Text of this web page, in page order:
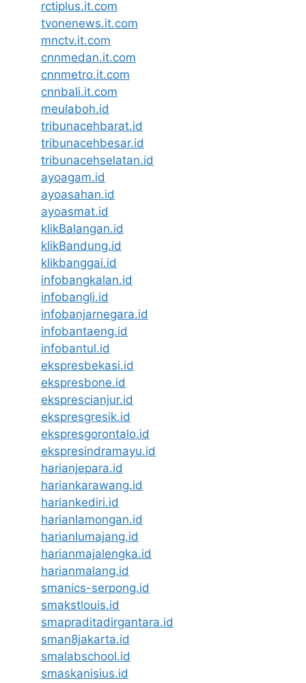
rctiplus.it.com
tvonenews.it.com
mnctv.it.com
cnnmedan.it.com
cnnmetro.it.com
cnnbali.it.com
meulaboh.id
tribunacehbarat.id
tribunacehbesar.id
tribunacehselatan.id
ayoagam.id
ayoasahan.id
ayoasmat.id
klikBalangan.id
klikBandung.id
klikbanggai.id
infobangkalan.id
infobangli.id
infobanjarnegara.id
infobantaeng.id
infobantul.id
ekspresbekasi.id
ekspresbone.id
eksprescianjur.id
ekspresgresik.id
ekspresgorontalo.id
ekspresindramayu.id
harianjepara.id
hariankarawang.id
hariankediri.id
harianlamongan.id
harianlumajang.id
harianmajalengka.id
harianmalang.id
smanics-serpong.id
smakstlouis.id
smapraditadirgantara.id
sman8jakarta.id
smalabschool.id
smaskanisius.id